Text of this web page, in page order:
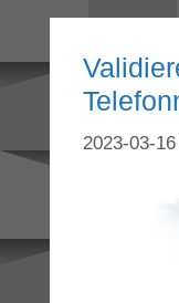
2023-03-16